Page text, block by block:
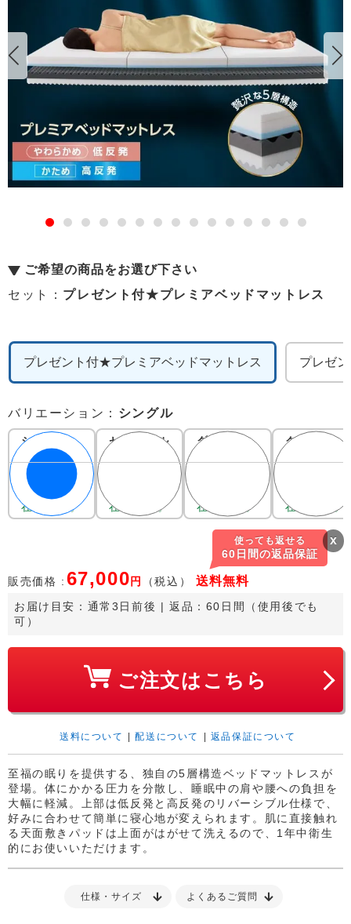
ご希望の商品をお選び下さい
セット： プレゼント付★プレミアベッドマットレス
プレゼント付★プレミアベッドマットレス プレゼ
バリエーション： シングル
シングル
在庫あり。
セミダブル
在庫あり。
ダブル
在庫あり。
クイーン
在庫あり。
販売価格 : 67,000 円 （税込） 送料無料
使っても返せる
60日間の返品保証
x
お届け目安： 通常3日前後 | 返品：60日間（使用後でも
可）
ご注文はこちら
送料について |配送について 返品保証について
至福の眠りを提供する、独自の5層構造ベッドマットレスが
登場。体にかかる圧力を分散し、睡眠中の肩や腰への負担を
大幅に軽減。上部は低反発と高反発のリバーシブル仕様で、
好みに合わせて簡単に寝心地が変えられます。肌に直接触れ
る天面敷きパッドは上面がはがせて洗えるので、1年中衛生
的にお使いいただけます。
仕様・サイズ よくあるご質問